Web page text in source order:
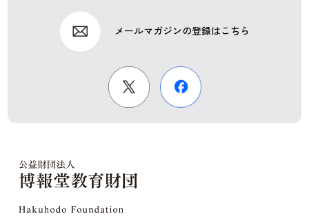
メールマガジンの登録はこちら